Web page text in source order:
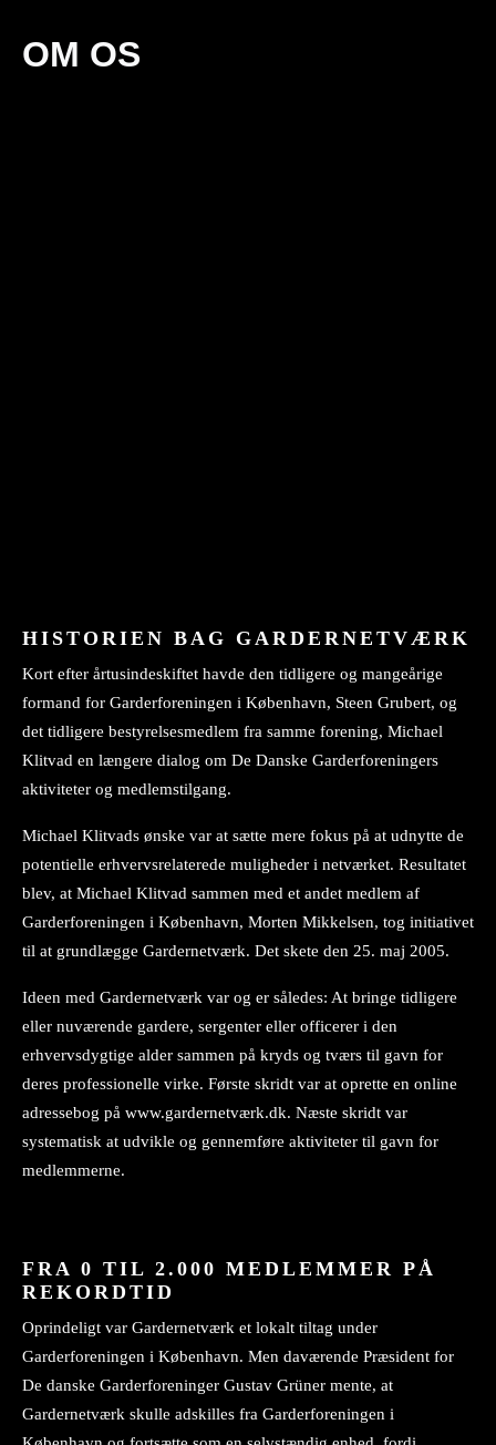
OM OS
HISTORIEN BAG GARDERNETVÆRK
Kort efter årtusindeskiftet havde den tidligere og mangeårige
formand for Garderforeningen i København, Steen Grubert, og
det tidligere bestyrelsesmedlem fra samme forening, Michael
Klitvad en længere dialog om De Danske Garderforeningers
aktiviteter og medlemstilgang.
Michael Klitvads ønske var at sætte mere fokus på at udnytte de
potentielle erhvervsrelaterede muligheder i netværket. Resultatet
blev, at Michael Klitvad sammen med et andet medlem af
Garderforeningen i København, Morten Mikkelsen, tog initiativet
til at grundlægge Gardernetværk. Det skete den 25. maj 2005.
Ideen med Gardernetværk var og er således: At bringe tidligere
eller nuværende gardere, sergenter eller officerer i den
erhvervsdygtige alder sammen på kryds og tværs til gavn for
deres professionelle virke. Første skridt var at oprette en online
adressebog på www.gardernetværk.dk. Næste skridt var
systematisk at udvikle og gennemføre aktiviteter til gavn for
medlemmerne.
FRA 0 TIL 2.000 MEDLEMMER PÅ
REKORDTID
Oprindeligt var Gardernetværk et lokalt tiltag under
Garderforeningen i København. Men daværende Præsident for
De danske Garderforeninger Gustav Grüner mente, at
Gardernetværk skulle adskilles fra Garderforeningen i